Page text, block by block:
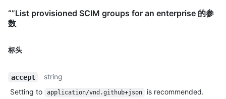
“”List provisioned SCIM groups for an enterprise 的参
数
标头
accept
string
Setting to
application/vnd.github+json is recommended.